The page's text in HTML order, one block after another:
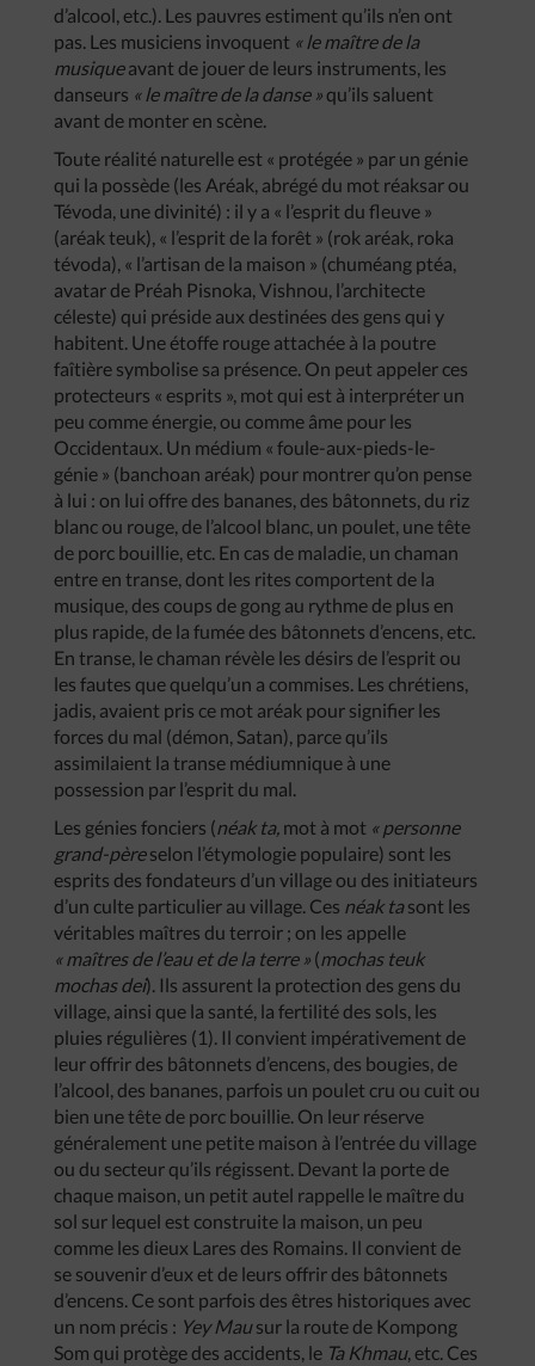
d’alcool, etc.). Les pauvres estiment qu’ils n’en ont
pas. Les musiciens invoquent « le maître de la
musiqueavant de jouer de leurs instruments, les
danseurs « le maître de la danse » qu’ils saluent
avant de monter en scène.
Toute réalité naturelle est « protégée » par un génie
qui la possède (les Aréak, abrégé du mot réaksar ou
Tévoda, une divinité) : il y a « l’esprit du fleuve »
(aréak teuk), « l’esprit de la forêt » (rok aréak, roka
tévoda), « l’artisan de la maison » (chuméang ptéa,
avatar de Préah Pisnoka, Vishnou, l’architecte
céleste) qui préside aux destinées des gens qui y
habitent. Une étoffe rouge attachée à la poutre
faîtière symbolise sa présence. On peut appeler ces
protecteurs « esprits », mot qui est à interpréter un
peu comme énergie, ou comme âme pour les
Occidentaux. Un médium « foule-aux-pieds-le-
génie » (banchoan aréak) pour montrer qu’on pense
à lui : on lui offre des bananes, des bâtonnets, du riz
blanc ou rouge, de l’alcool blanc, un poulet, une tête
de porc bouillie, etc. En cas de maladie, un chaman
entre en transe, dont les rites comportent de la
musique, des coups de gong au rythme de plus en
plus rapide, de la fumée des bâtonnets d’encens, etc.
En transe, le chaman révèle les désirs de l’esprit ou
les fautes que quelqu’un a commises. Les chrétiens,
jadis, avaient pris ce mot aréak pour signifier les
forces du mal (démon, Satan), parce qu’ils
assimilaient la transe médiumnique à une
possession par l’esprit du mal.
Les génies fonciers (néak ta, mot à mot « personne
grand-pèreselon l’étymologie populaire) sont les
esprits des fondateurs d’un village ou des initiateurs
d’un culte particulier au village. Ces néak tasont les
véritables maîtres du terroir ; on les appelle
« maîtres de l’eau et de la terre » (mochas teuk
mochas dei). Ils assurent la protection des gens du
village, ainsi que la santé, la fertilité des sols, les
pluies régulières (1). Il convient impérativement de
leur offrir des bâtonnets d’encens, des bougies, de
l’alcool, des bananes, parfois un poulet cru ou cuit ou
bien une tête de porc bouillie. On leur réserve
généralement une petite maison à l’entrée du village
ou du secteur qu’ils régissent. Devant la porte de
chaque maison, un petit autel rappelle le maître du
sol sur lequel est construite la maison, un peu
comme les dieux Lares des Romains. Il convient de
se souvenir d’eux et de leurs offrir des bâtonnets
d’encens. Ce sont parfois des êtres historiques avec
un nom précis : Yey Mausur la route de Kompong
Som qui protège des accidents, le Ta Khmau, etc. Ces